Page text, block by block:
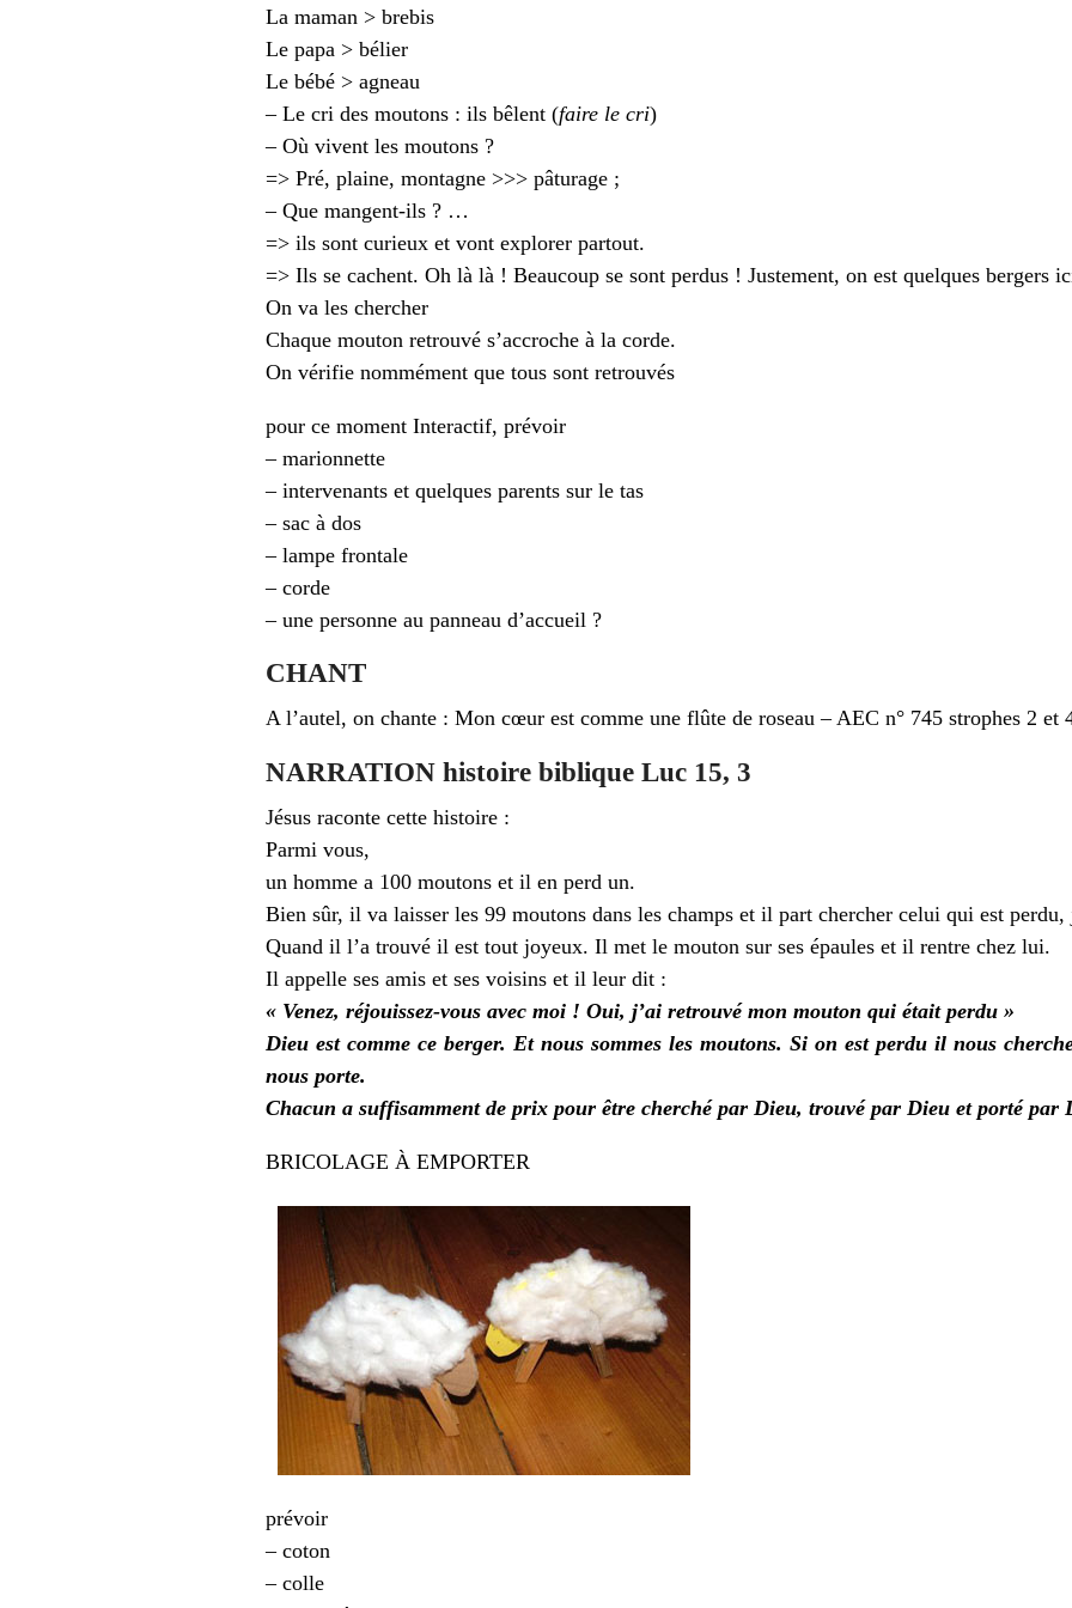
La maman > brebis
Le papa > bélier
Le bébé > agneau
– Le cri des moutons : ils bêlent (faire le cri)
– Où vivent les moutons ?
=> Pré, plaine, montagne >>> pâturage ;
– Que mangent-ils ? …
=> ils sont curieux et vont explorer partout.
=> Ils se cachent. Oh là là ! Beaucoup se sont perdus ! Justement, on est quelques bergers
On va les chercher
Chaque mouton retrouvé s’accroche à la corde.
On vérifie nommément que tous sont retrouvés
pour ce moment Interactif, prévoir
– marionnette
– intervenants et quelques parents sur le tas
– sac à dos
– lampe frontale
– corde
– une personne au panneau d’accueil ?
CHANT
A l’autel, on chante : Mon cœur est comme une flûte de roseau – AEC n° 745 strophes 2 et
NARRATION histoire biblique Luc 15, 3
Jésus raconte cette histoire :
Parmi vous,
un homme a 100 moutons et il en perd un.
Bien sûr, il va laisser les 99 moutons dans les champs et il part chercher celui qui est perdu,
Quand il l’a trouvé il est tout joyeux. Il met le mouton sur ses épaules et il rentre chez lui.
Il appelle ses amis et ses voisins et il leur dit :
« Venez, réjouissez-vous avec moi ! Oui, j’ai retrouvé mon mouton qui était perdu »
Dieu est comme ce berger. Et nous sommes les moutons. Si on est perdu il nous
nous porte.
Chacun a suffisamment de prix pour être cherché par Dieu, trouvé par Dieu et porté par
BRICOLAGE À EMPORTER
prévoir
– coton
– colle